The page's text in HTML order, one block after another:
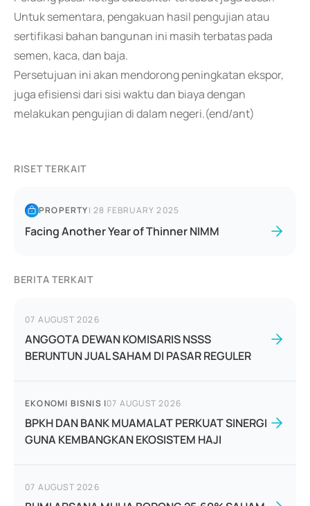
Untuk sementara, pengakuan hasil pengujian atau
sertifikasi bahan bangunan ini masih terbatas pada
semen, kaca, dan baja.
Persetujuan ini akan mendorong peningkatan ekspor,
juga efisiensi dari sisi waktu dan biaya dengan
melakukan pengujian di dalam negeri.(end/ant)
RISET TERKAIT
PROPERTY|28 FEBRUARY 2025
Facing Another Year of Thinner NIMM
BERITA TERKAIT
07 AUGUST 2026
ANGGOTA DEWAN KOMISARIS NSSS
BERUNTUN JUAL SAHAM DI PASAR REGULER
EKONOMI BISNIS |07 AUGUST 2026
BPKH DAN BANK MUAMALAT PERKUAT SINERGI
GUNA KEMBANGKAN EKOSISTEM HAJI
07 AUGUST 2026